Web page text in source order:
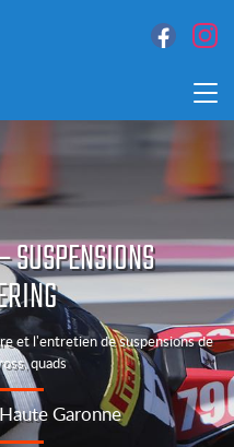
SUSPENSIONS
et l'entretien de suspensions de
quads
Garonne